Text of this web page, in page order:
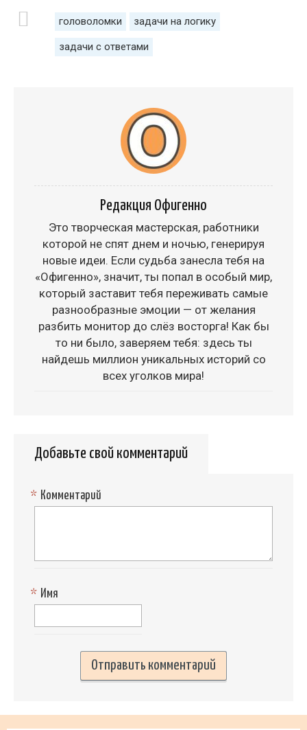
головоломки задачи на логику
задачи с ответами
Редакция Офигенно
Это творческая мастерская, работники
которой не спят днем и ночью, генерируя
новые идеи. Если судьба занесла тебя на
«Офигенно», значит, ты попал в особый мир,
который заставит тебя переживать самые
разнообразные эмоции — от желания
разбить монитор до слёз восторга! Как бы
то ни было, заверяем тебя: здесь ты
найдешь миллион уникальных историй со
всех уголков мира!
Добавьте свой комментарий
Комментарий
*
Имя
*